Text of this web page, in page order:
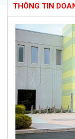
THÔNG TIN